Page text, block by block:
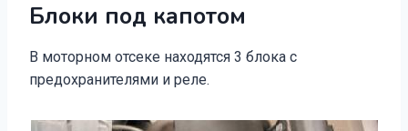
Блоки под капотом
В моторном отсеке находятся 3 блока с
предохранителями и реле.